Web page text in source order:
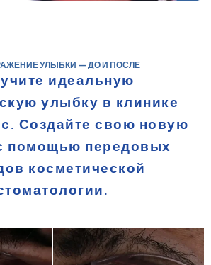
УЛЫБКИ — ДО И ПОСЛЕ
идеальную
улыбку в клинике
Создайте свою новую
помощью передовых
косметической